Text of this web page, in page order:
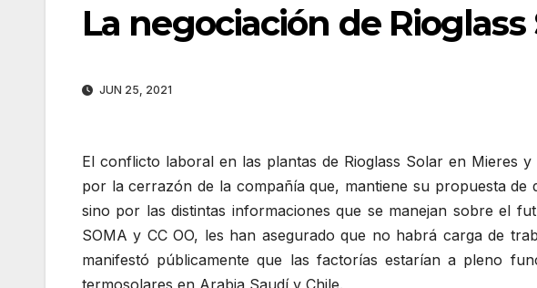
La negociación de
JUN 25, 2021
El conflicto laboral en las plantas de Rioglass Solar en Mieres
por la cerrazón de la compañía que, mantiene su propuesta
sino por las distintas informaciones que se manejan sobre el
SOMA y CC OO, les han asegurado que no habrá carga de
manifestó públicamente que las factorías estarían a pleno
termosolares en Arabia Saudí y Chile.